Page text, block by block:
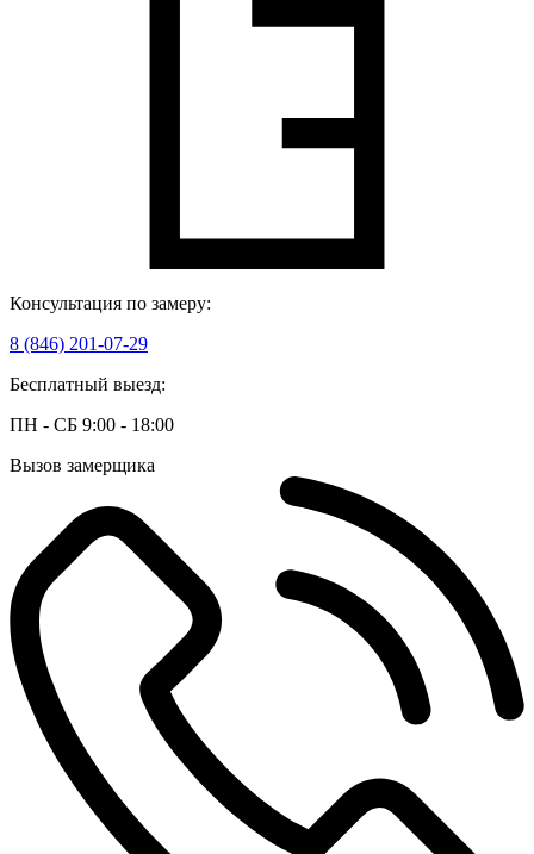
Консультация по замеру:
8 (846) 201-07-29
Бесплатный выезд:
ПН - СБ 9:00 - 18:00
Вызов замерщика